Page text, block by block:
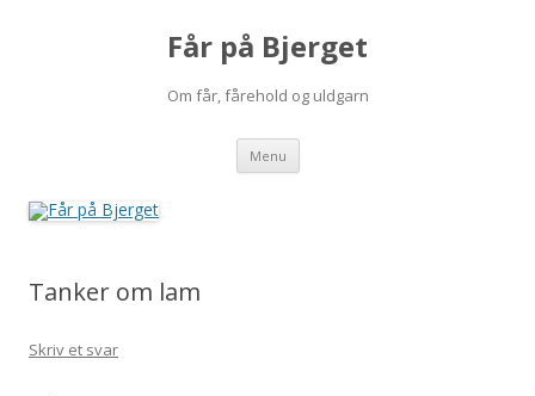
Får på Bjerget
Om får, fårehold og uldgarn
Menu Hop
indhold
Tanker om lam
Skriv et svar